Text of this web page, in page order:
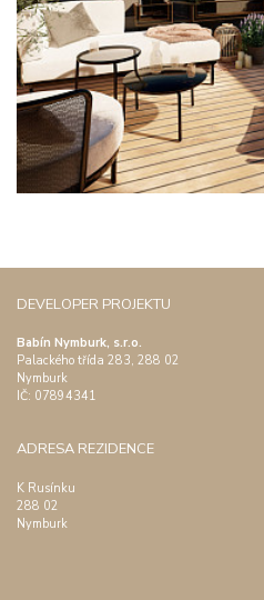
DEVELOPER PROJEKTU
Babín Nymburk, s.r.o.
Palackého třída 283, 288 02
Nymburk
IČ: 07894341
ADRESA REZIDENCE
K Rusínku
288 02
Nymburk